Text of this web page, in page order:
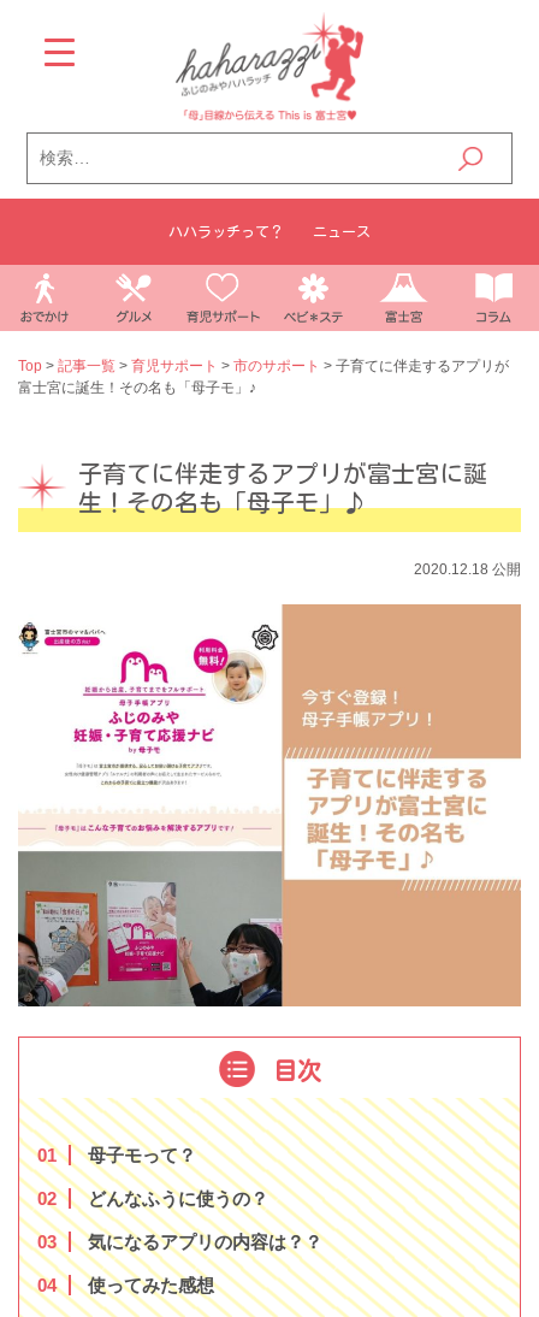
content
ハハラッチって？ ニュース
索:
Top > 記事一覧 > 育児サポート > 市のサポート > 子育てに伴走するアプリが
富士宮に誕生！その名も「母子モ」♪
子育てに伴走するアプリが富士宮に誕
生！その名も「母子モ」♪
2020.12.18 公開
目次
1 母子モって？
2 どんなふうに使うの？
3 気になるアプリの内容は？？
4 使ってみた感想